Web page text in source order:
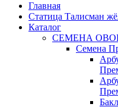
Главная
Статица Талисман
Каталог
СЕМЕНА
Семена